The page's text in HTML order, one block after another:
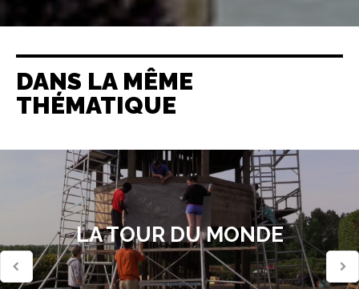
DANS LA MÊME
THÉMATIQUE
LA TOUR DU MONDE